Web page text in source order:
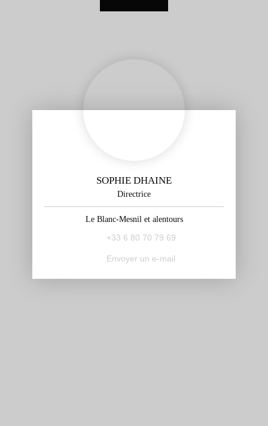
SOPHIE DHAINE
Directrice
Le Blanc-Mesnil et alentours
+33 6 80 70 79 69
Envoyer un e-mail